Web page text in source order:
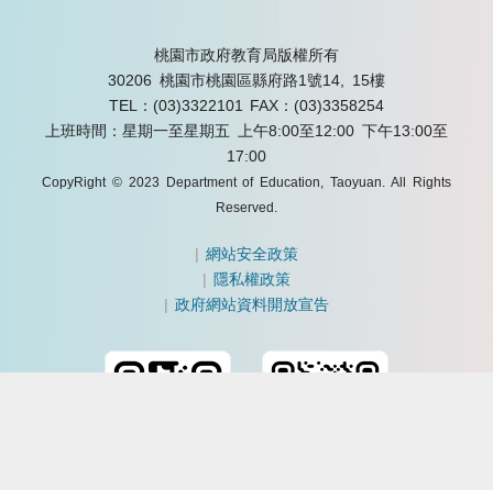
桃園市政府教育局版權所有
30206 桃園市桃園區縣府路1號14, 15樓
TEL：(03)3322101
FAX：(03)3358254
上班時間：星期一至星期五 上午8:00至12:00 下午13:00至
17:00
CopyRight © 2023 Department of Education, Taoyuan. All Rights
Reserved.
|網站安全政策
| 隱私權政策
|政府網站資料開放宣告